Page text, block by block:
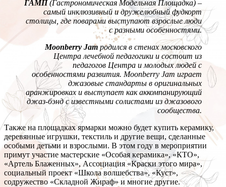
ГАМП(Гастрономическая Модельная Площадка) –
самый инклюзивный и дружелюбный фудкорт
столицы, где поварами выступают взрослые люди
с разными особенностями.
Moonberry Jam родился в стенах московского
Центра лечебной педагогики и состоит из
педагогов Центра и молодых людей с
особенностями развития. Moonberry Jam играет
джазовые стандарты в оригинальных
аранжировках и выступает как аккомпанирующий
джаз-бэнд с известными солистами из джазового
сообщества.
Также на площадках ярмарки можно будет купить керамику,
деревянные игрушки, текстиль и другие вещи, сделанные
особыми детьми и взрослыми. В этом году в мероприятии
примут участие мастерские «Особая керамика», «КТО»,
«Артель Блаженных», Ассоциация «Краски этого мира»,
социальный проект «Школа волшебства», «Куст»,
содружество «Складной Жираф» и многие другие.